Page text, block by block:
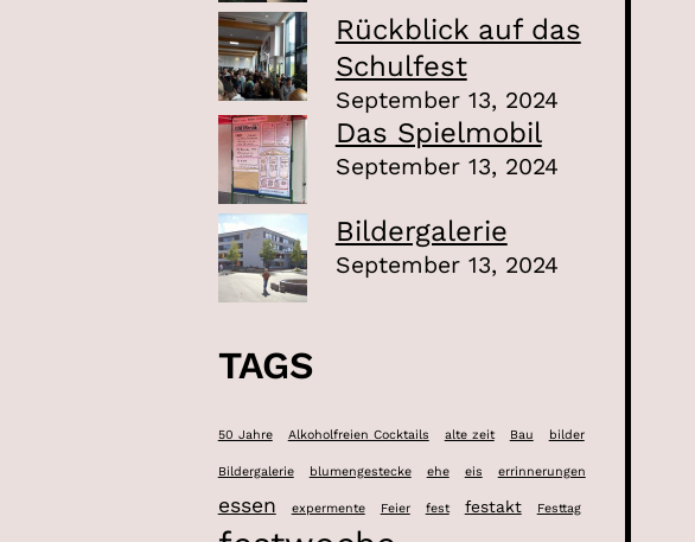
Rückblick auf das
Schulfest
September 13, 2024
Das Spielmobil
September 13, 2024
Bildergalerie
September 13, 2024
TAGS
50 Jahre Alkoholfreien Cocktails alte zeit Bau bilder
Bildergalerie blumengestecke ehe eis errinnerungen
essen expermente Feier fest festakt Festtag